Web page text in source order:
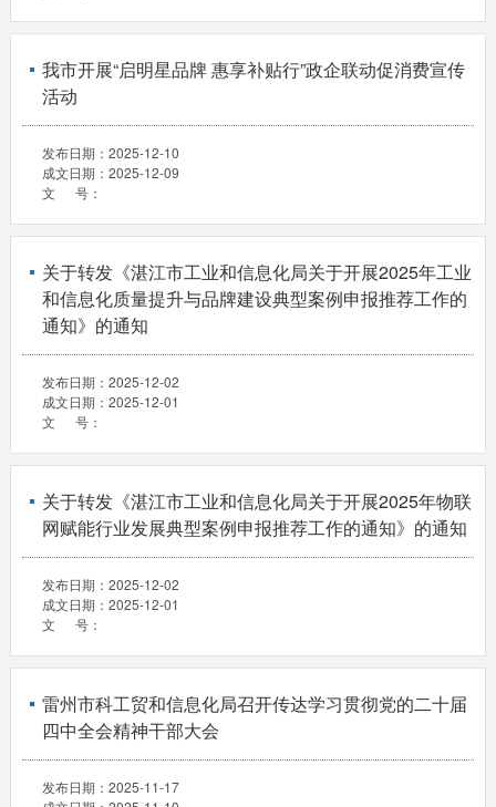
我市开展“启明星品牌 惠享补贴行”政企联动促消费宣传
活动
发布日期： 2025-12-10
成文日期： 2025-12-09
文 号：
关于转发《湛江市工业和信息化局关于开展2025年工业
和信息化质量提升与品牌建设典型案例申报推荐工作的
通知》的通知
发布日期： 2025-12-02
成文日期： 2025-12-01
文 号：
关于转发《湛江市工业和信息化局关于开展2025年物联
网赋能行业发展典型案例申报推荐工作的通知》的通知
发布日期： 2025-12-02
成文日期： 2025-12-01
文 号：
雷州市科工贸和信息化局召开传达学习贯彻党的二十届
四中全会精神干部大会
发布日期： 2025-11-17